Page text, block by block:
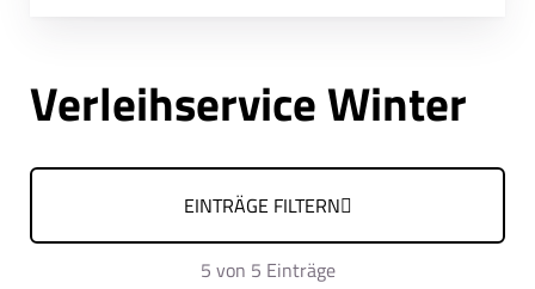
Verleihservice Winter
EINTRÄGE FILTERN
5 von 5 Einträge